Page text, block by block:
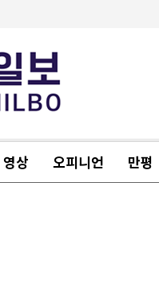
영상 오피니언 만평